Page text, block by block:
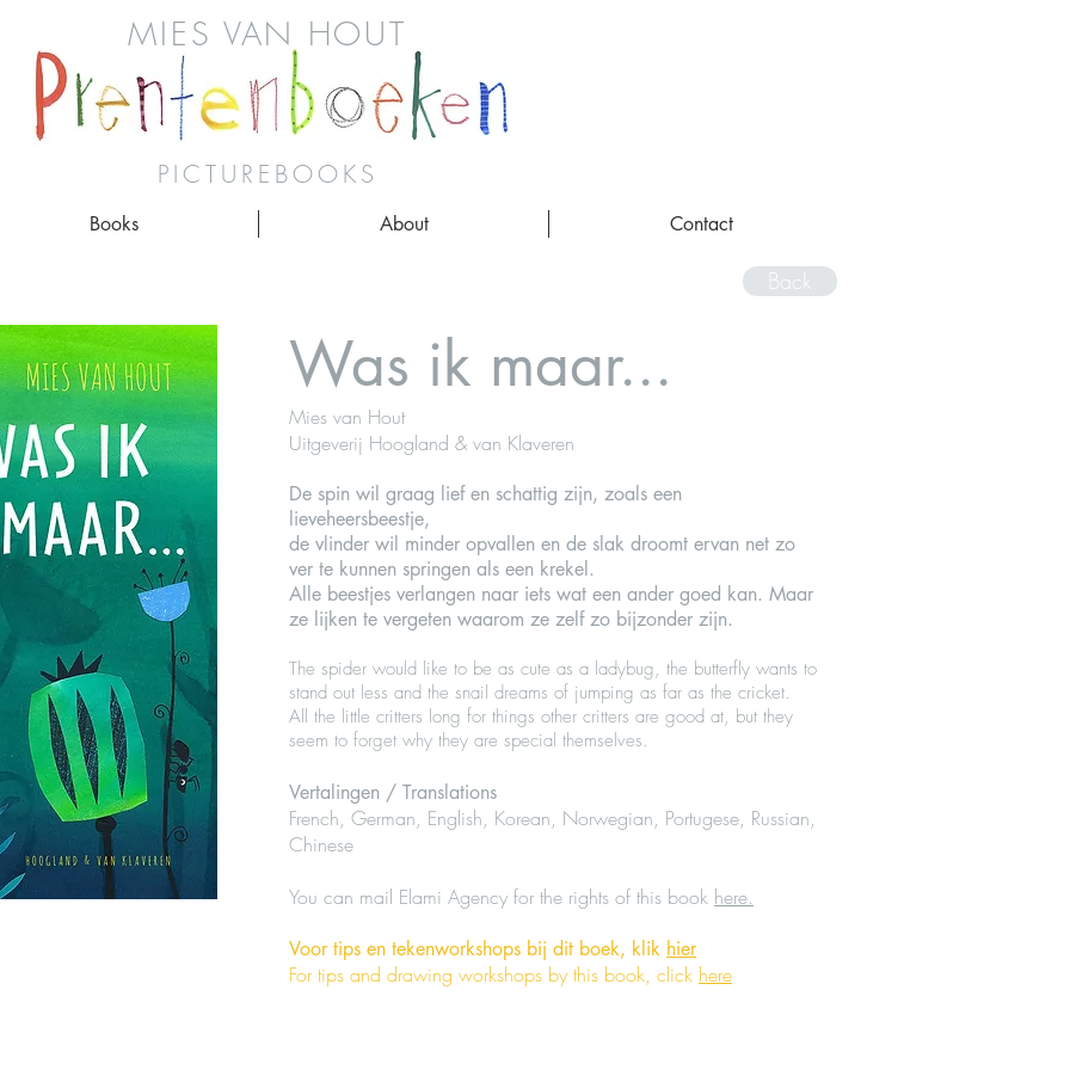
MIES VAN HOUT
PICTUREBOOKS
Books About Contact
Back
Was ik maar...
Mies van Hout
Uitgeverij Hoogland & van Klaveren
De spin wil graag lief en schattig zijn, zoals een
lieveheersbeestje,
de vlinder wil minder opvallen en de slak droomt ervan net zo
ver te kunnen springen als een krekel.
Alle beestjes verlangen naar iets wat een ander goed kan. Maar
ze lijken te vergeten waarom ze zelf zo bijzonder zijn.
The spider would like to be as cute as a ladybug, the butterfly wants to
stand out less and the snail dreams of jumping as far as the cricket.
All the little critters long for things other critters are good at, but they
seem to forget why they are special themselves.
Vertalingen / Translations
French, German, English, Korean, Norwegian, Portugese, Russian,
Chinese
You can mail Elami Agency for the rights of this book here.
Voor tips en tekenworkshops bij dit boek, klik hier
For tips and drawing workshops by this book, click here